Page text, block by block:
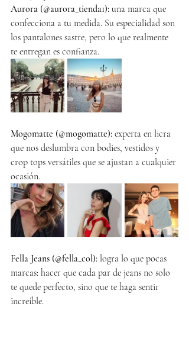
Aurora (@aurora_tienda1): una marca que
confecciona a tu medida. Su especialidad son
los pantalones sastre, pero lo que realmente
te entregan es confianza.
Mogomatte (@mogomatte): experta en licra
que nos deslumbra con bodies, vestidos y
crop tops versátiles que se ajustan a cualquier
ocasión.
Fella Jeans (@fella_col): logra lo que pocas
marcas: hacer que cada par de jeans no solo
te quede perfecto, sino que te haga sentir
increíble.